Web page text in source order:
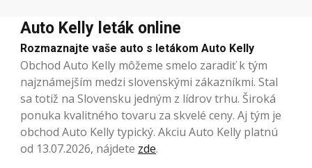
Auto Kelly leták online
Rozmaznajte vaše auto s letákom Auto Kelly
Obchod Auto Kelly môžeme smelo zaradiť k tým
najznámejším medzi slovenskými zákazníkmi. Stal
sa totiž na Slovensku jedným z lídrov trhu. Široká
ponuka kvalitného tovaru za skvelé ceny. Aj tým je
obchod Auto Kelly typický. Akciu Auto Kelly platnú
od 13.07.2026, nájdete zde.